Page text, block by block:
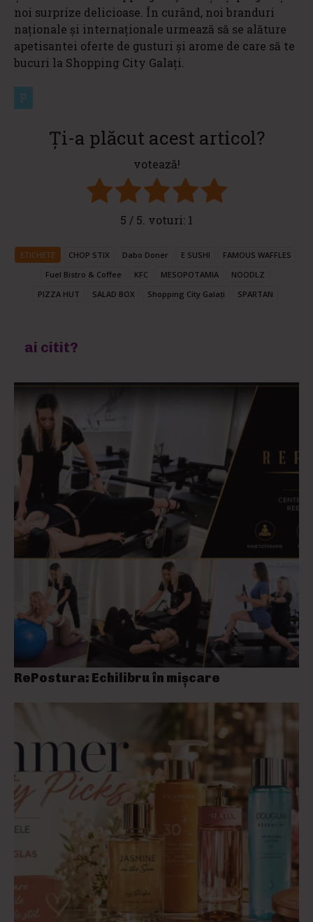
noi surprize delicioase. În curând, noi branduri
naționale și internaționale urmează să se alăture
apetisantei oferte de gusturi și arome de care să te
bucuri la Shopping City Galați.
P
Ți-a plăcut acest articol?
votează!
5 / 5. voturi: 1
ETICHETE CHOP STIX Dabo Doner E SUSHI
FAMOUS WAFFLES
Fuel Bistro & Coffee
KFC MESOPOTAMIA
NOODLZ
PIZZA HUT
SALAD BOX Shopping City Galați SPARTAN
ai citit?
RePostura: Echilibru în mișcare